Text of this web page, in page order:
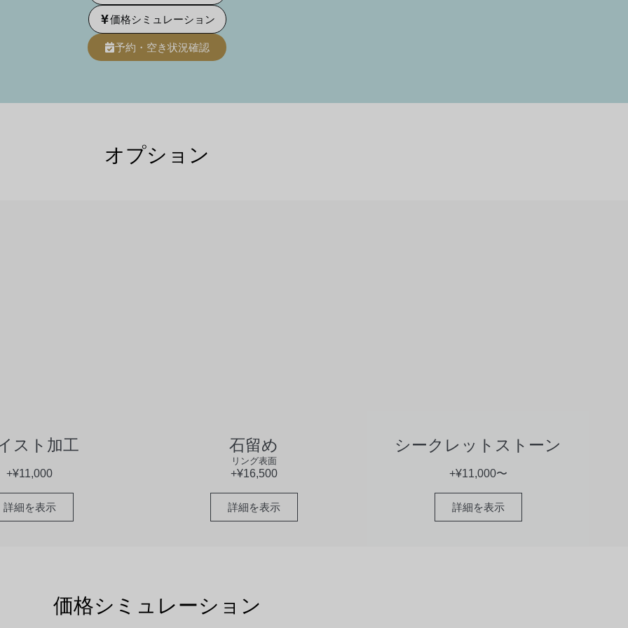
価格シミュレーション
予約・空き状況確認
オプション
スト加工
+¥11,000
詳細を表示
石留め
リング表面
+¥16,500
詳細を表示
シークレットストーン
+¥11,000〜
詳細を表示
価格シミュレーション